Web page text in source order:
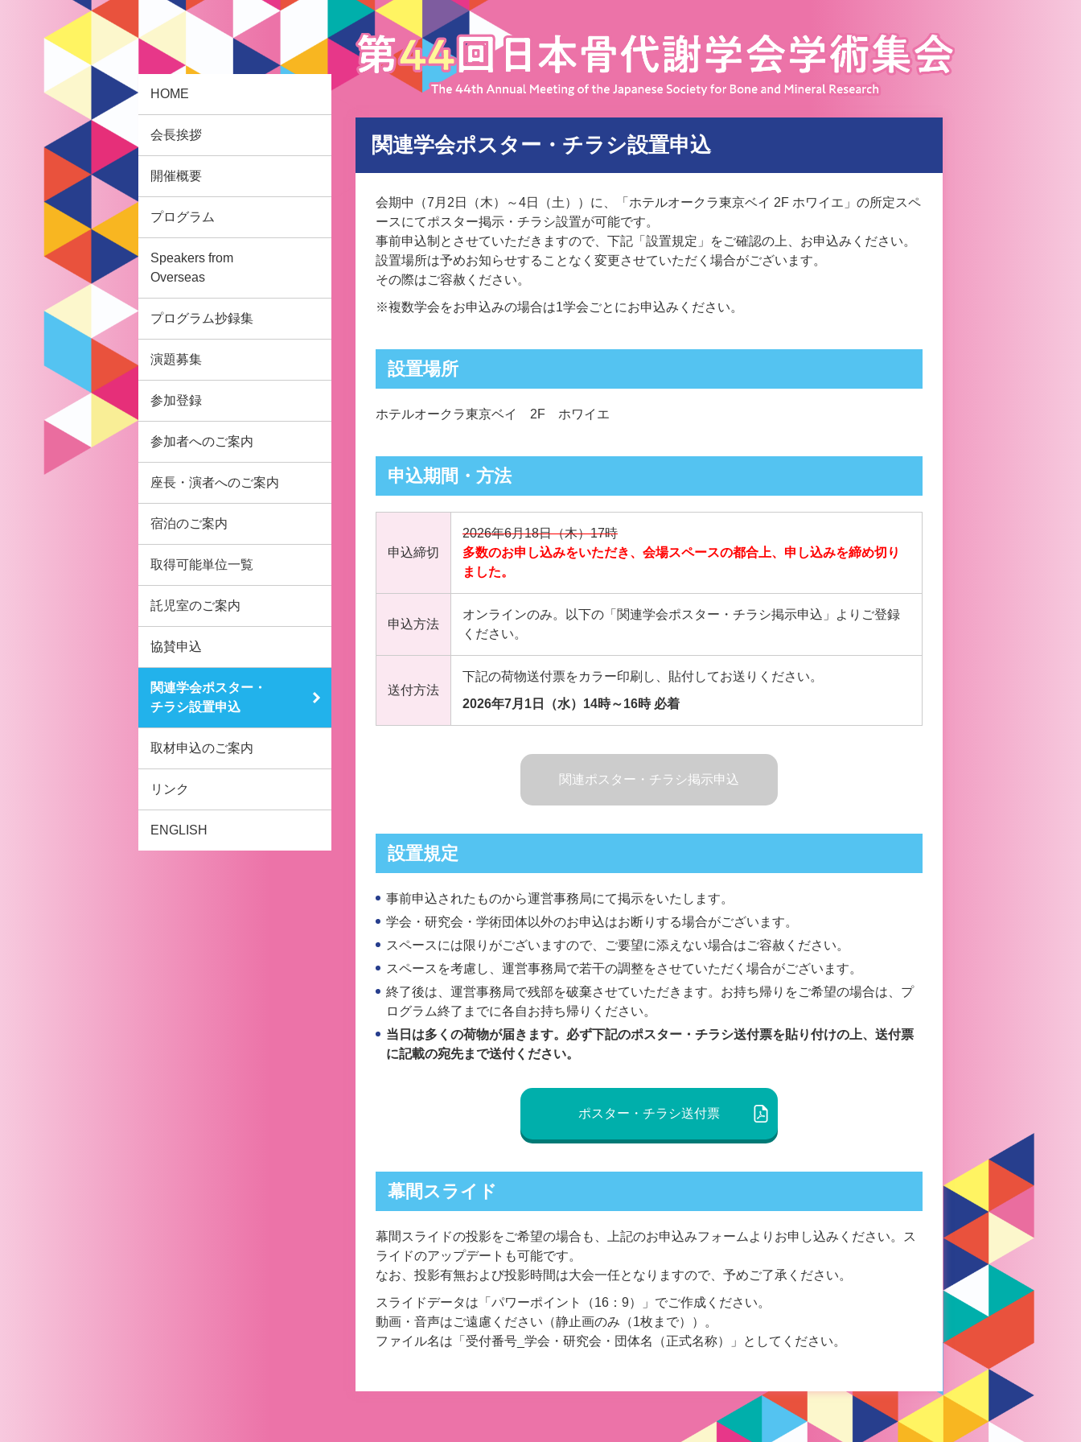
HOME
会長挨拶
開催概要
プログラム
Speakers from
Overseas
プログラム抄録集
演題募集
参加登録
参加者へのご案内
座長・演者へのご案内
宿泊のご案内
取得可能単位一覧
託児室のご案内
協賛申込
関連学会ポスター・
チラシ設置申込
取材申込のご案内
リンク
ENGLISH
関連学会ポスター・チラシ設置申込
会期中（7月2日（木）～4日（土））に、「ホテルオークラ東京ベイ 2F ホワイエ」の所定スペ
ースにてポスター掲示・チラシ設置が可能です。
事前申込制とさせていただきますので、下記「設置規定」をご確認の上、お申込みください。
設置場所は予めお知らせすることなく変更させていただく場合がございます。
その際はご容赦ください。
※複数学会をお申込みの場合は1学会ごとにお申込みください。
設置場所
ホテルオークラ東京ベイ 2F ホワイエ
申込期間・方法
申込締切
2026年6月18日（木）17時
多数のお申し込みをいただき、会場スペースの都合上、申し込みを締め切り
ました。
申込方法
オンラインのみ。以下の「関連学会ポスター・チラシ掲示申込」よりご登録
ください。
送付方法
下記の荷物送付票をカラー印刷し、貼付してお送りください。
2026年7月1日（水）14時～16時 必着
関連ポスター・チラシ掲示申込
設置規定
事前申込されたものから運営事務局にて掲示をいたします。
学会・研究会・学術団体以外のお申込はお断りする場合がございます。
スペースには限りがございますので、ご要望に添えない場合はご容赦ください。
スペースを考慮し、運営事務局で若干の調整をさせていただく場合がございます。
終了後は、運営事務局で残部を破棄させていただきます。お持ち帰りをご希望の場合は、プ
ログラム終了までに各自お持ち帰りください。
当日は多くの荷物が届きます。必ず下記のポスター・チラシ送付票を貼り付けの上、送付票
に記載の宛先まで送付ください。
ポスター・チラシ送付票
幕間スライド
幕間スライドの投影をご希望の場合も、上記のお申込みフォームよりお申し込みください。ス
ライドのアップデートも可能です。
なお、投影有無および投影時間は大会一任となりますので、予めご了承ください。
スライドデータは「パワーポイント（16：9）」でご作成ください。
動画・音声はご遠慮ください（静止画のみ（1枚まで））。
ファイル名は「受付番号_学会・研究会・団体名（正式名称）」としてください。